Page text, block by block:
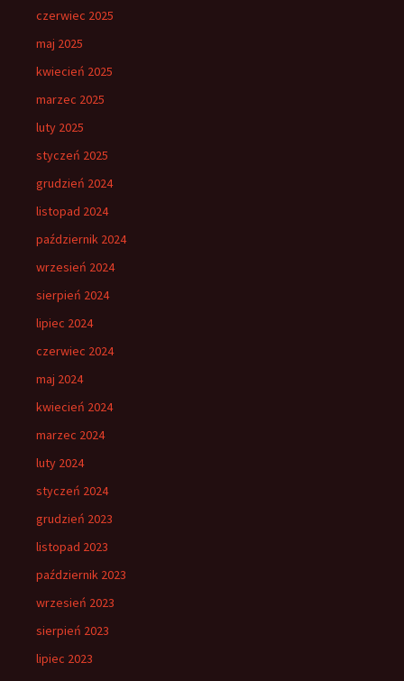
czerwiec 2025
maj 2025
kwiecień 2025
marzec 2025
luty 2025
styczeń 2025
grudzień 2024
listopad 2024
październik 2024
wrzesień 2024
sierpień 2024
lipiec 2024
czerwiec 2024
maj 2024
kwiecień 2024
marzec 2024
luty 2024
styczeń 2024
grudzień 2023
listopad 2023
październik 2023
wrzesień 2023
sierpień 2023
lipiec 2023